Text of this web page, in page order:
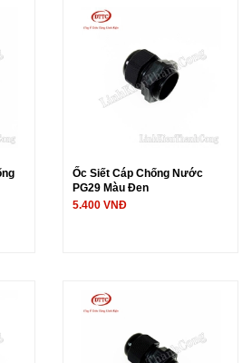
Ốc Siết Cáp Chống Nước
PG29 Màu Đen
5.400 VNĐ